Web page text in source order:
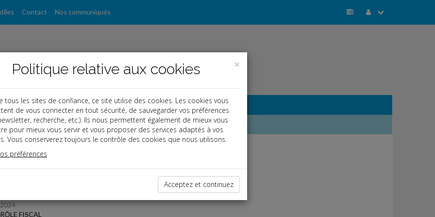
Contact Nos communiqués
dernières dépêches
FISCAL
×
Politique relative aux cookies
tous les sites de confiance, ce site utilise des cookies. Les cookies vous
de vous connecter en tout sécurité, de sauvegarder vos préférences
recherche, etc.). Ils nous permettent également de mieux vous
pour mieux vous servir et vous proposer des services adaptés à vos
Vous conserverez toujours le contrôle des cookies que nous utilisons.
préférences
Acceptez et continuez